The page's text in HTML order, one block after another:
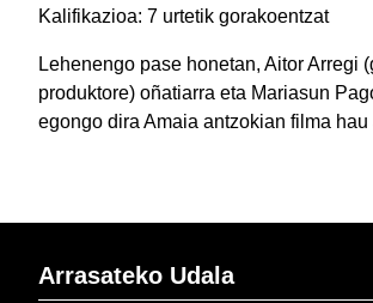
Kalifikazioa: 7 urtetik gorakoentzat
Lehenengo pase honetan, Aitor Arregi
produktore) oñatiarra eta Mariasun
egongo dira Amaia antzokian filma hau
Arrasateko Udala